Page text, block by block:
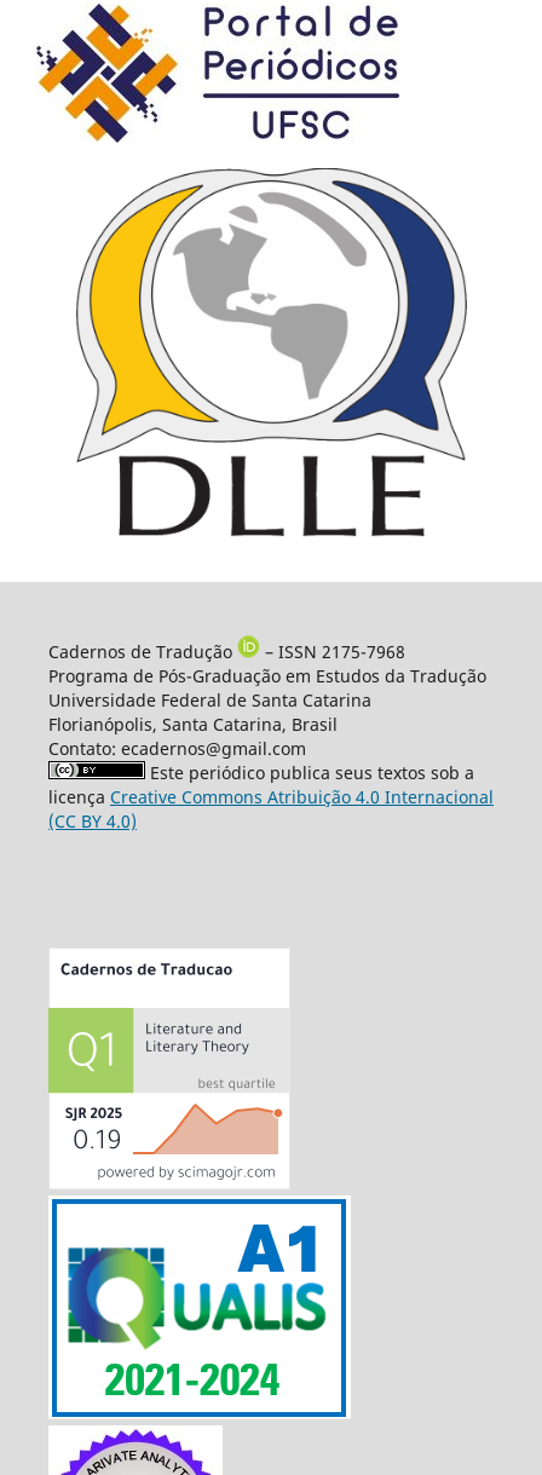
Cadernos de Tradução
– ISSN 2175-7968
Programa de Pós-Graduação em Estudos da Tradução
Universidade Federal de Santa Catarina
Florianópolis, Santa Catarina, Brasil
Contato: ecadernos@gmail.com
Este periódico publica seus textos sob a
licença Creative Commons Atribuição 4.0 Internacional
(CC BY 4.0)